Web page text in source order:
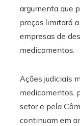
argumenta que
preços limitará
empresas de
medicamentos.
Ações judiciais
medicamentos,
setor e pela
continuam em